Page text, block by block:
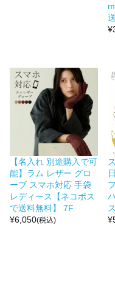
¥
【名入れ 別途購入で可
能】ラム レザー グロ
ーブ スマホ対応 手袋
レディース【ネコポス
で送料無料】 7F
¥6,050(税込)
¥